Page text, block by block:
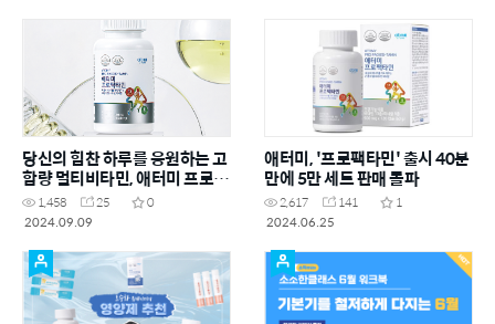
당신의 힘찬 하루를 응원하는 고
함량 멀티비타민, 애터미 프로팩
타민1,458 25
0
2024.09.09
애터미, '프로팩타민' 출시 40분
만에 5만 세트 판매 돌파
2,617 141
1
2024.06.25